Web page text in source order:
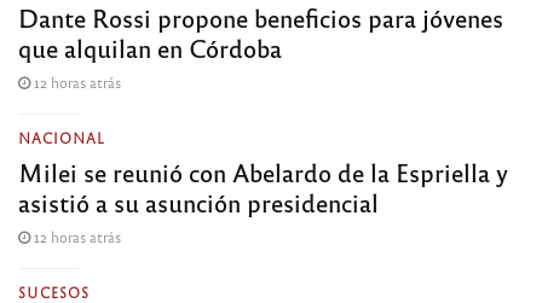
Dante Rossi propone beneficios para jóvenes
que alquilan en Córdoba
12 horas atrás
NACIONAL
Milei se reunió con Abelardo de la Espriella y
asistió a su asunción presidencial
12 horas atrás
SUCESOS